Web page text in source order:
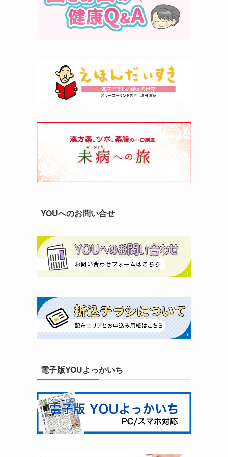
YOUへのお問い合せ
電子版YOUよっかいち